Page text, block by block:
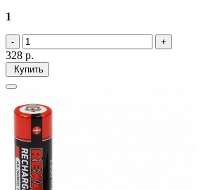
1
328 р.
Купить